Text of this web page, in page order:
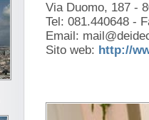
Via Duomo, 187 -
Tel: 081.440648 -
Email:
Sito web: http://